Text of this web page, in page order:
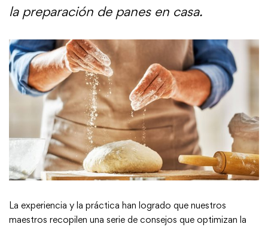
la preparación de panes en casa.
La experiencia y la práctica han logrado que nuestros
maestros recopilen una serie de consejos que optimizan la